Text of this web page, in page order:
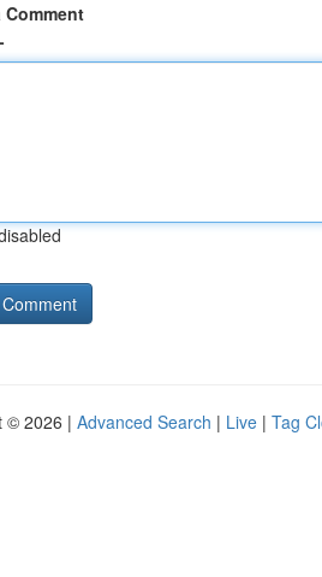
Comment
© 2026 | Advanced Search | Live | Tag